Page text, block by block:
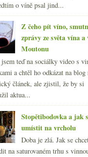
o víně psal jind...
Z čeho pít víno,
zprávy ze světa vína a
Moutonu
teď na sociálky video s
a chtěl ho odkázat na blog
článek, ale zjistil, že by si
aktua...
Stopětibodovka a jak
umístit na vrcholu
Doba je zlá. Jak se
na saturovaném trhu s